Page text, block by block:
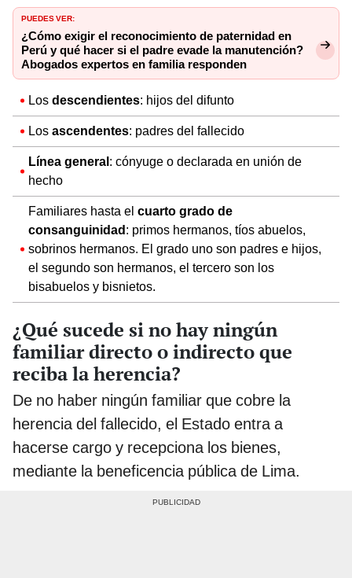
PUEDES VER:
¿Cómo exigir el reconocimiento de paternidad en
Perú y qué hacer si el padre evade la manutención?
Abogados expertos en familia responden
Los descendientes: hijos del difunto
Los ascendentes: padres del fallecido
Línea general: cónyuge o declarada en unión de
hecho
Familiares hasta el cuarto grado de
consanguinidad: primos hermanos, tíos abuelos,
sobrinos hermanos. El grado uno son padres e hijos,
el segundo son hermanos, el tercero son los
bisabuelos y bisnietos.
¿Qué sucede si no hay ningún
familiar directo o indirecto que
reciba la herencia?
De no haber ningún familiar que cobre la
herencia del fallecido, el Estado entra a
hacerse cargo y recepciona los bienes,
mediante la beneficencia pública de Lima.